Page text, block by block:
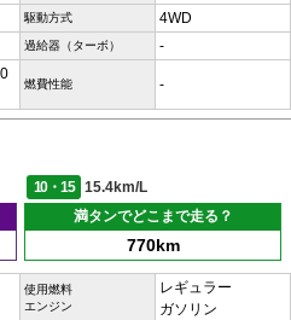
駆動方式 4WD
過給器（ターボ） -
燃費性能 -
10・15
15.4km/L
満タンでどこまで走る？
770km
使用燃料
エンジン
レギュラー
ガソリン